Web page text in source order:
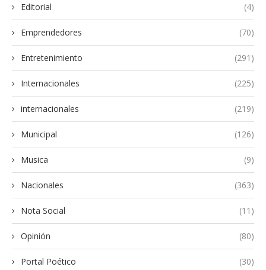
Editorial (4)
Emprendedores (70)
Entretenimiento (291)
Internacionales (225)
internacionales (219)
Municipal (126)
Musica (9)
Nacionales (363)
Nota Social (11)
Opinión (80)
Portal Poético (30)